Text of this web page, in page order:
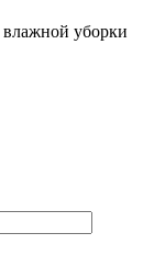
уборки